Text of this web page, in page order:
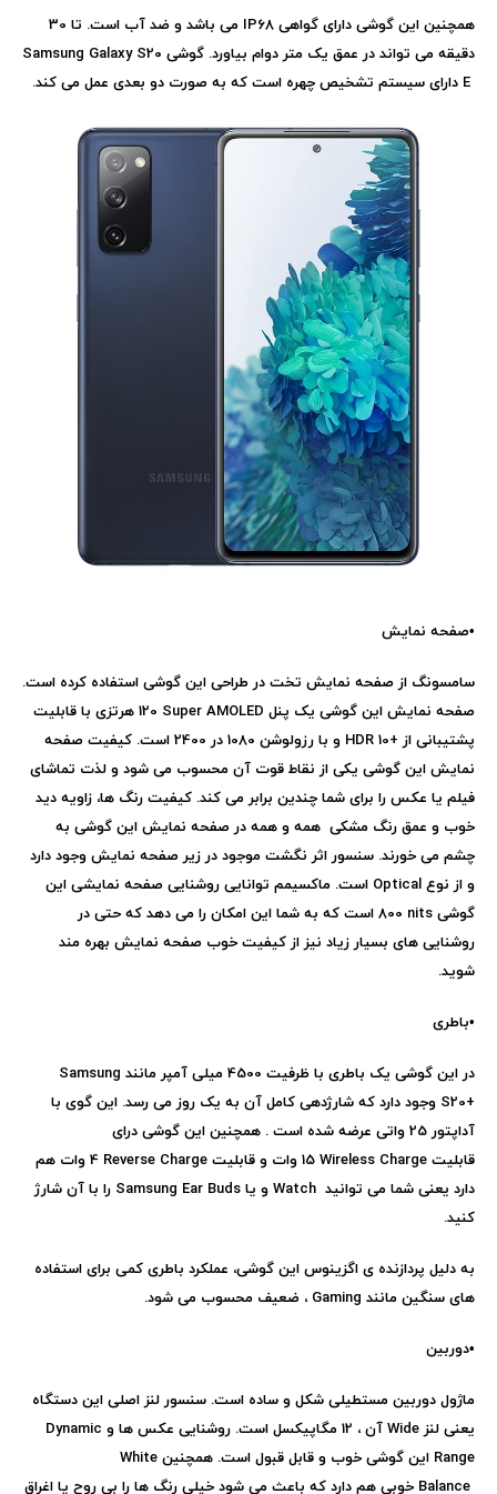
همچنین این گوشی دارای گواهی IP68
می باشد و ضد آب است. تا 30
دقیقه می تواند در عمق یک متر دوام بیاورد. گوشی Samsung Galaxy S20
E دارای سیستم تشخیص چهره است که به صورت دو بعدی عمل می کند.
•صفحه نمایش
سامسونگ از صفحه نمایش تخت در طراحی این گوشی استفاده کرده است.
صفحه نمایش این گوشی یک پنل Super AMOLED
120 هرتزی با قابلیت
پشتیبانی از HDR 10+
و با رزولوشن 1080 در 2400 است. کیفیت صفحه
نمایش این گوشی یکی از نقاط قوت آن محسوب می شود و لذت تماشای
فیلم یا عکس را برای شما چندین برابر می کند. کیفیت رنگ ها، زاویه دید
خوب و عمق رنگ مشکی همه و همه در صفحه نمایش این گوشی به
چشم می خورند. سنسور اثر نگشت موجود در زیر صفحه نمایش وجود دارد
و از نوع Optical است. ماکسیمم توانایی روشنایی صفحه نمایشی این
گوشی 800 nits است که به شما این امکان را می دهد که حتی در
روشنایی های بسیار زیاد نیز از کیفیت خوب صفحه نمایش بهره مند
شوید.
•باطری
در این گوشی یک باطری با ظرفیت 4500 میلی آمپر مانند
Samsung
S20+ وجود دارد که شارژدهی کامل آن به یک روز می رسد. این گوی با
آداپتور 25 واتی عرضه شده است . همچنین این گوشی درای
قابلیت Wireless Charge
Reverse Charge
4 وات هم
دارد یعنی شما می توانید Watch و یا Samsung Ear Buds را با آن شارژ
کنید.
به دلیل پردازنده ی اگزینوس این گوشی، عملکرد باطری کمی برای استفاده
های سنگین مانند Gaming ، ضعیف محسوب می شود.
•دوربین
ماژول دوربین مستطیلی شکل و ساده است. سنسور لنز اصلی این دستگاه
یعنی لنز Wide آن ، 12 مگاپیکسل است. روشنایی عکس ها و
Dynamic
Range این گوشی خوب و قابل قبول است. همچنین White
Balance خوبی هم دارد که باعث می شود خیلی رنگ ها را بی روح یا اغراق